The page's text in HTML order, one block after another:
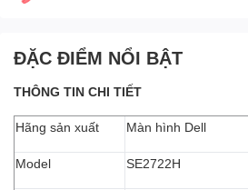
ĐẶC ĐIỂM NỔI BẬT
THÔNG TIN CHI TIẾT
Hãng sản xuất Màn hình Dell
Model SE2722H